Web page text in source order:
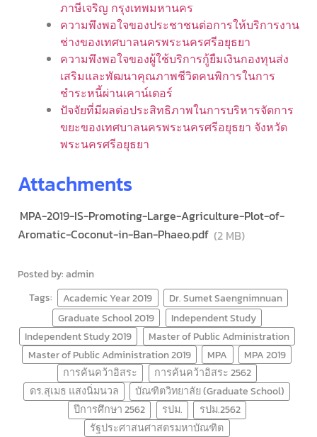
ภาษีเจริญ กรุงเทพมหานคร
ความพึงพอใจของประชาชนต่อการให้บริการงาน
ช่างของเทศบาลนครพระนครศรีอยุธยา
ความพึงพอใจของผู้ใช้บริการกู้ยืมเงินกองทุนส่ง
เสริมและพัฒนาคุณภาพชีวิตคนพิการในการ
ชำระหนี้ผ่านเคาน์เตอร์
ปัจจัยที่มีผลต่อประสิทธิภาพในการบริหารจัดการ
ขยะของเทศบาลนครพระนครศรีอยุธยา จังหวัด
พระนครศรีอยุธยา
Attachments
MPA-2019-IS-Promoting-Large-Agriculture-Plot-of-
Aromatic-Coconut-in-Ban-Phaeo.pdf (2 MB)
Posted by: admin
Tags:
Academic Year 2019
Dr. Sumet Saengnimnuan
Graduate School 2019
Independent Study
Independent Study 2019
Master of Public Administration
Master of Public Administration 2019
MPA
MPA 2019
การค้นคว้าอิสระ
การค้นคว้าอิสระ 2562
ดร.สุเมธ แสงนิ่มนวล
บัณฑิตวิทยาลัย (Graduate School)
ปีการศึกษา 2562
รปม.
รปม.2562
รัฐประศาสนศาสตรมหาบัณฑิต